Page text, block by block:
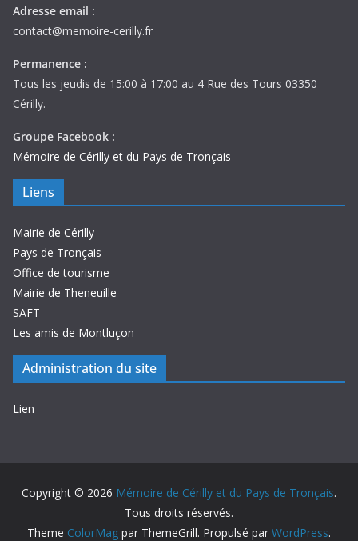
Adresse email :
contact@memoire-cerilly.fr
Permanence :
Tous les jeudis de 15:00 à 17:00 au 4 Rue des Tours 03350
Cérilly.
Groupe Facebook :
Mémoire de Cérilly et du Pays de Tronçais
Liens
Mairie de Cérilly
Pays de Tronçais
Office de tourisme
Mairie de Theneuille
SAFT
Les amis de Montluçon
Administration du site
Lien
Copyright © 2026 Mémoire de Cérilly et du Pays de Tronçais.
Tous droits réservés.
Theme ColorMag par ThemeGrill. Propulsé par WordPress.